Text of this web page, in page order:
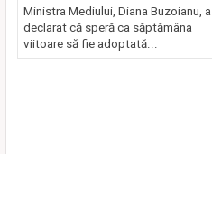
Ministra Mediului, Diana Buzoianu, a
declarat că speră ca săptămâna
viitoare să fie adoptată...